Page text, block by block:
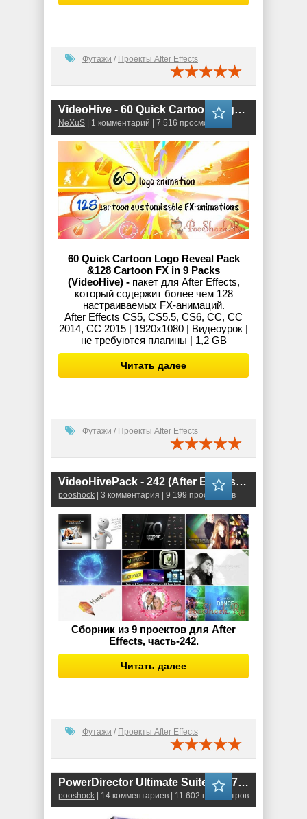
Футажи / Проекты After Effects
VideoHive - 60 Quick Cartoon Logo Reveal Pack &128 Cartoon FX in 9 Packs (.aep)
NeXuS | 1 комментарий | 7 516 просмотров
60 Quick Cartoon Logo Reveal Pack
&128 Cartoon FX in 9 Packs
(VideoHive) -пакет для After Effects,
который содержит более чем 128
настраиваемых FX-анимаций.
After Effects CS5, CS5.5, CS6, CC, CC
2014, CC 2015 | 1920x1080 | Видеоурок |
не требуются плагины | 1,2 GB
Читать далее
Футажи / Проекты After Effects
VideoHivePack - 242 (After Effects Projects Pack)
pooshock | 3 комментария | 9 199 просмотров
Сборник из 9 проектов для After
Effects, часть-242.
Читать далее
Футажи / Проекты After Effects
PowerDirector Ultimate Suite 14.2707 RePack
pooshock | 14 комментариев | 11 602 просмотров